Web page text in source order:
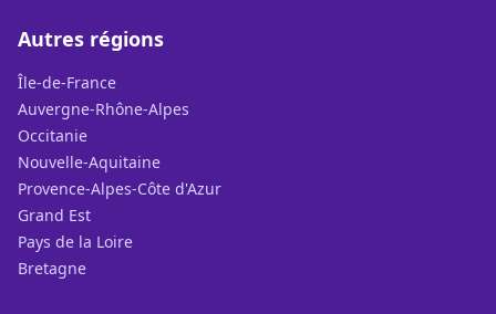
Autres régions
Île-de-France
Auvergne-Rhône-Alpes
Occitanie
Nouvelle-Aquitaine
Provence-Alpes-Côte d'Azur
Grand Est
Pays de la Loire
Bretagne